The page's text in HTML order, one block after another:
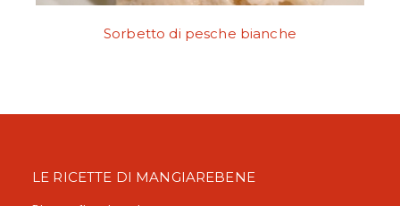
Sorbetto di pesche bianche
LE RICETTE DI MANGIAREBENE